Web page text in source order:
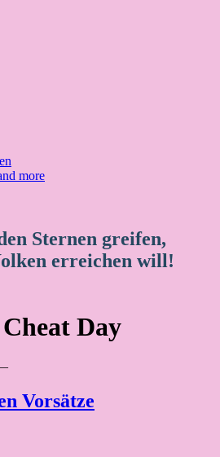
more
Sternen greifen,
erreichen will!
Cheat Day
Vorsätze